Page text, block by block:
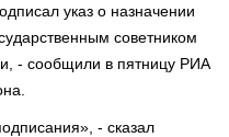
указ о назначении
советником
- сообщили в пятницу РИА
- сказал